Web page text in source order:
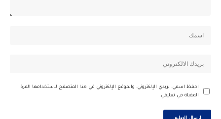
احفظ اسمي، بريدي الإلكتروني، والموقع الإلكتروني في هذا المتصفح لاستخدامها المرة
المقبلة في تعليقي.